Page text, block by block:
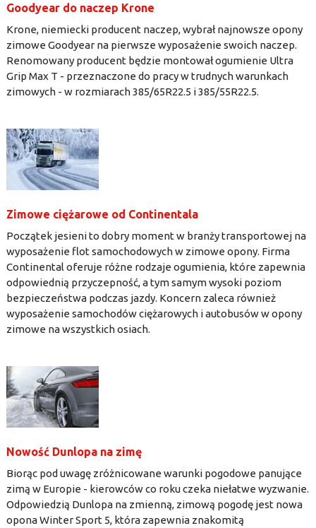
Goodyear do naczep Krone
Krone, niemiecki producent naczep, wybrał najnowsze opony
zimowe Goodyear na pierwsze wyposażenie swoich naczep.
Renomowany producent będzie montował ogumienie Ultra
Grip Max T - przeznaczone do pracy w trudnych warunkach
zimowych - w rozmiarach 385/65R22.5 i 385/55R22.5.
Zimowe ciężarowe od Continentala
Początek jesieni to dobry moment w branży transportowej na
wyposażenie flot samochodowych w zimowe opony. Firma
Continental oferuje różne rodzaje ogumienia, które zapewnia
odpowiednią przyczepność, a tym samym wysoki poziom
bezpieczeństwa podczas jazdy. Koncern zaleca również
wyposażenie samochodów ciężarowych i autobusów w opony
zimowe na wszystkich osiach.
Nowość Dunlopa na zimę
Biorąc pod uwagę zróżnicowane warunki pogodowe panujące
zimą w Europie - kierowców co roku czeka niełatwe wyzwanie.
Odpowiedzią Dunlopa na zmienną, zimową pogodę jest nowa
opona Winter Sport 5, która zapewnia znakomitą